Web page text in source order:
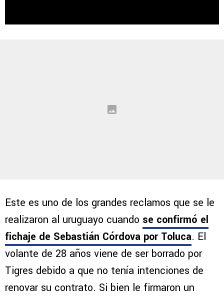
Este es uno de los grandes reclamos que se le
realizaron al uruguayo cuando se confirmó el
fichaje de Sebastián Córdova por Toluca. El
volante de 28 años viene de ser borrado por
Tigres debido a que no tenía intenciones de
renovar su contrato. Si bien le firmaron un